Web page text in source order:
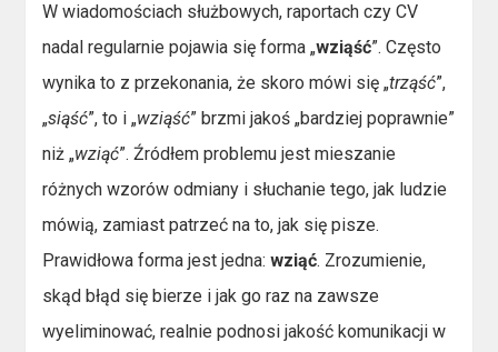
W wiadomościach służbowych, raportach czy CV
nadal regularnie pojawia się forma „wziąść”. Często
wynika to z przekonania, że skoro mówi się „trząść”,
„siąść”, to i „wziąść” brzmi jakoś „bardziej poprawnie”
niż „wziąć”. Źródłem problemu jest mieszanie
różnych wzorów odmiany i słuchanie tego, jak ludzie
mówią, zamiast patrzeć na to, jak się pisze.
Prawidłowa forma jest jedna:wziąć. Zrozumienie,
skąd błąd się bierze i jak go raz na zawsze
wyeliminować, realnie podnosi jakość komunikacji w